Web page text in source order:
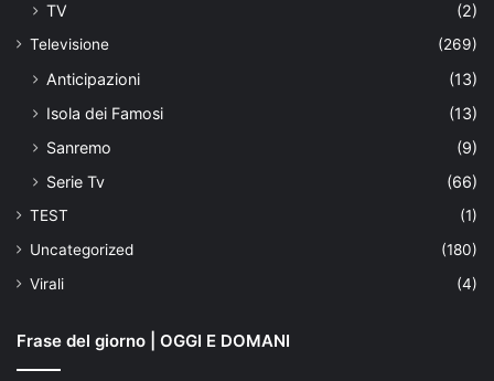
TV
(2)
Televisione (269)
Anticipazioni
(13)
Isola dei Famosi
(13)
Sanremo
(9)
Serie Tv
(66)
TEST
(1)
Uncategorized
(180)
Virali
(4)
Frase del giorno | OGGI E DOMANI